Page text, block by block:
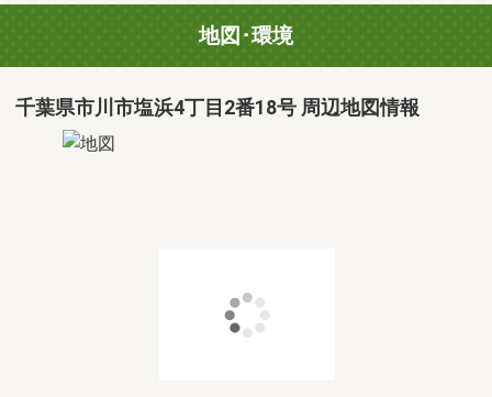
地図･環境
千葉県市川市塩浜4丁目2番18号 周辺地図情報